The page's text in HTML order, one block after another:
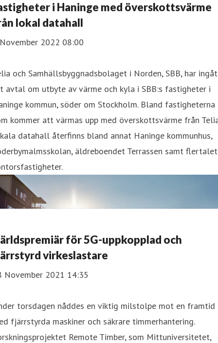
i Haninge med överskottsvärme
lokal datahall
2022 08:00
och Samhällsbyggnadsbolaget i Norden, SBB, har
avtal om utbyte av värme och kyla i SBB:s fastigheter i
kommun, söder om Stockholm. Bland fastigheterna
kommer att värmas upp med överskottsvärme från
datahall återfinns bland annat Haninge kommunhus,
äldreboendet Terrassen samt flertalet
för 5G-uppkopplad och
virkeslastare
November 2021 14:35
torsdagen nåddes en viktig milstolpe mot en framtid
fjärrstyrda maskiner och säkrare timmerhantering.
Remote Timber, som Mittuniversitetet,